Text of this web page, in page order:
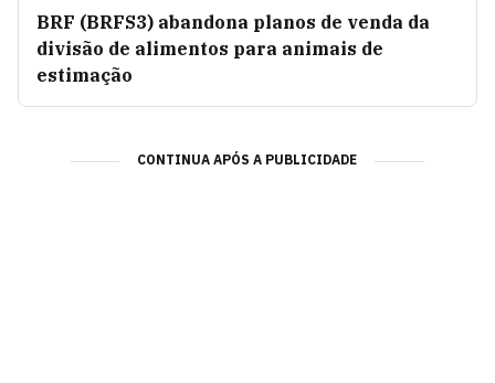
BRF (BRFS3) abandona planos de venda da
divisão de alimentos para animais de
estimação
CONTINUA APÓS A PUBLICIDADE